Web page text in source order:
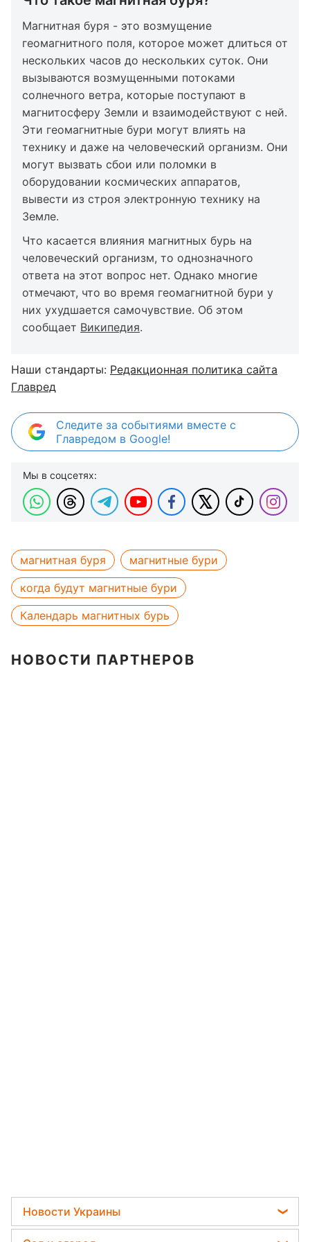
Магнитная буря - это возмущение
геомагнитного поля, которое может длиться от
нескольких часов до нескольких суток. Они
вызываются возмущенными потоками
солнечного ветра, которые поступают в
магнитосферу Земли и взаимодействуют с ней.
Эти геомагнитные бури могут влиять на
технику и даже на человеческий организм. Они
могут вызвать сбои или поломки в
оборудовании космических аппаратов,
вывести из строя электронную технику на
Земле.
Что касается влияния магнитных бурь на
человеческий организм, то однозначного
ответа на этот вопрос нет. Однако многие
отмечают, что во время геомагнитной бури у
них ухудшается самочувствие. Об этом
сообщает Википедия.
Наши стандарты: Редакционная политика сайта
Главред
Следите за событиями вместе с
Главредом в Google!
Мы в соцсетях:
магнитная буря
магнитные бури
когда будут магнитные бури
Календарь магнитных бурь
НОВОСТИ ПАРТНЕРОВ
Новости Украины
Телеграм новости Украины